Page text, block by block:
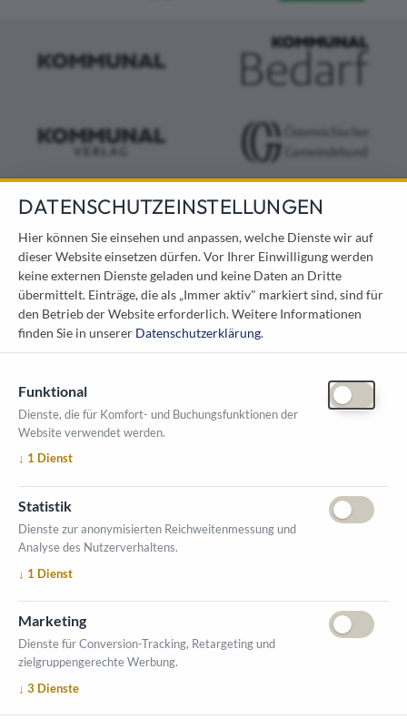
KONTAKT
Österreichischer Kommunal-Verlag GmbH
Löwelstraße 6 / 2. Stock
1010 Wien
messe@kommunal.at
ÖFFNUNGSZEITEN MESSE
1. Oktober 2026, 9-17 Uhr
2. Oktober 2026, 9-16 Uhr
VERANSTALTUNGSORT
Salzburger Messe
Messezentrum 1
5020 Salzburg
Ausstellerverzeichnis
Impressum
Datenschutzerklärung Kontakt
DATENSCHUTZEINSTELLUNGEN
Hier können Sie einsehen und anpassen, welche Dienste wir auf
dieser Website einsetzen dürfen. Vor Ihrer Einwilligung werden
keine externen Dienste geladen und keine Daten an Dritte
übermittelt. Einträge, die als „Immer aktiv" markiert sind, sind für
den Betrieb der Website erforderlich.Weitere Informationen
finden Sie in unserer Datenschutzerklärung.
Funktional
Dienste, die für Komfort- und Buchungsfunktionen der
Website verwendet werden.
↓ 1 Dienst
Statistik
Dienste zur anonymisierten Reichweitenmessung und
Analyse des Nutzerverhaltens.
↓ 1 Dienst
Marketing
Dienste für Conversion-Tracking, Retargeting und
zielgruppengerechte Werbung.
↓ 3 Dienste